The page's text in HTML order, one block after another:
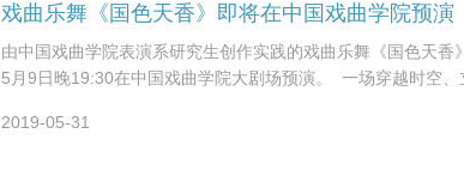
戏曲乐舞《国色天香》即将在中国戏曲学院预演
由中国戏曲学院表演系研究生创作实践的戏曲乐舞《国色天香
5月9日晚19:30在中国戏曲学院大剧场预演。 一场穿越时空、
2019-05-31